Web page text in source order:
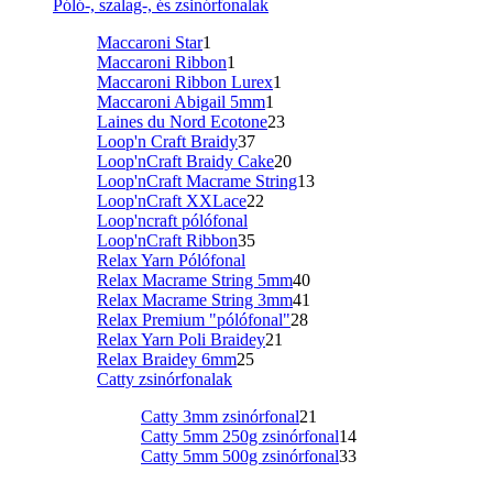
Póló-, szalag-, és zsinórfonalak
Maccaroni Star1
Maccaroni Ribbon1
Maccaroni Ribbon Lurex1
Maccaroni Abigail 5mm1
Laines du Nord Ecotone23
Loop'n Craft Braidy37
Loop'nCraft Braidy Cake20
Loop'nCraft Macrame String13
Loop'nCraft XXLace22
Loop'ncraft pólófonal
Loop'nCraft Ribbon35
Relax Yarn Pólófonal
Relax Macrame String 5mm40
Relax Macrame String 3mm41
Relax Premium "pólófonal"28
Relax Yarn Poli Braidey21
Relax Braidey 6mm25
Catty zsinórfonalak
Catty 3mm zsinórfonal21
Catty 5mm 250g zsinórfonal14
Catty 5mm 500g zsinórfonal33